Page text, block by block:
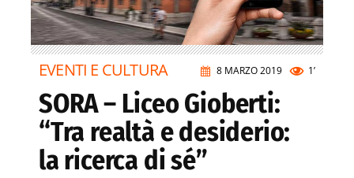
8 MARZO 2019 1’
EVENTI E CULTURA
SORA – Liceo Gioberti:
“Tra realtà e desiderio:
la ricerca di sé”